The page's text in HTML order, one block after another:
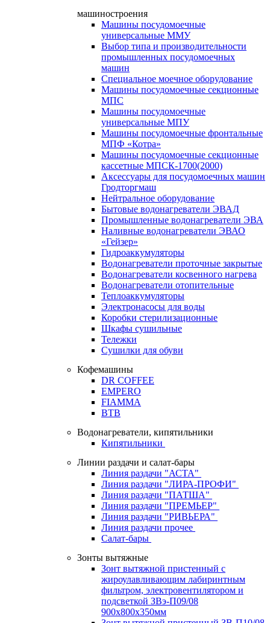
машиностроения
Машины посудомоечные
универсальные ММУ
Выбор типа и производительности
промышленных посудомоечных
машин
Специальное моечное оборудование
Машины посудомоечные секционные
МПС
Машины посудомоечные
универсальные МПУ
Машины посудомоечные фронтальные
МПФ «Котра»
Машины посудомоечные секционные
кассетные МПСК-1700(2000)
Аксессуары для посудомоечных машин
Гродторгмаш
Нейтральное оборудование
Бытовые водонагреватели ЭВАД
Промышленные водонагреватели ЭВА
Наливные водонагреватели ЭВАО
«Гейзер»
Гидроаккумуляторы
Водонагреватели проточные закрытые
Водонагреватели косвенного нагрева
Водонагреватели отопительные
Теплоаккумуляторы
Электронасосы для воды
Коробки стерилизационные
Шкафы сушильные
Тележки
Сушилки для обуви
Кофемашины
DR COFFEE
EMPERO
FIAMMA
BTB
Водонагреватели, кипятильники
Кипятильники
Линии раздачи и салат-бары
Линия раздачи "АСТА"
Линия раздачи "ЛИРА-ПРОФИ"
Линия раздачи "ПАТША"
Линия раздачи "ПРЕМЬЕР"
Линия раздачи "РИВЬЕРА"
Линия раздачи прочее
Салат-бары
Зонты вытяжные
Зонт вытяжной пристенный с
жироулавливающим лабиринтным
фильтром, электровентилятором и
подсветкой ЗВэ-П09/08
900х800х350мм